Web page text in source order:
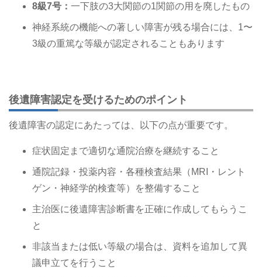
8級7号： 一下肢の3大関節の1関節の用を廃したもの
神経系統の機能への著しい障害が残る場合には、1〜
3級の重篤な等級が認定されることもあります
後遺障害認定を受けるためのポイント
後遺障害の認定にあたっては、以下の点が重要です。
症状固定まで適切な通院治療を継続すること
通院記録・投薬内容・各種検査結果（MRI・レント
ゲン・神経学的検査等）を整備すること
主治医に後遺障害診断書を正確に作成してもらうこ
と
非該当または低い等級の場合は、資料を追加して異
議申立てを行うこと